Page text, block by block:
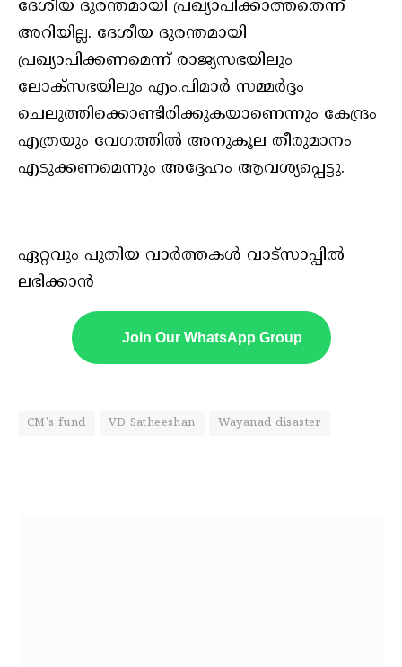
ദേശീയ ദുരന്തമായി പ്രഖ്യാപിക്കാത്തതെന്ന്
അറിയില്ല. ദേശീയ ദുരന്തമായി
പ്രഖ്യാപിക്കണമെന്ന് രാജ്യസഭയിലും
ലോക്‌സഭയിലും എം.പിമാർ സമ്മർദ്ദം
ചെലുത്തിക്കൊണ്ടിരിക്കുകയാണെന്നും കേന്ദ്രം
എത്രയും വേഗത്തിൽ അനുകൂല തീരുമാനം
എടുക്കണമെന്നും അദ്ദേഹം ആവശ്യപ്പെട്ടു.
ഏറ്റവും പുതിയ വാർത്തകൾ വാട്സാപ്പിൽ
ലഭിക്കാൻ
Join Our WhatsApp Group
CM's fund VD Satheeshan Wayanad disaster